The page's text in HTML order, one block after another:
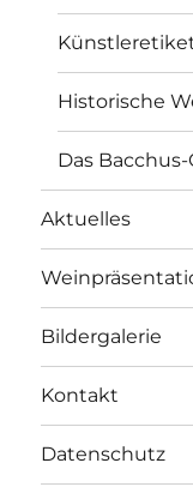
Historische
Das
Aktuelles
Bildergalerie
Kontakt
Datenschutz